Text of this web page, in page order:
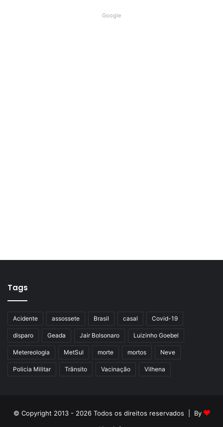
Google
Tags
Acidente assossete Brasil casal Covid-19
disparo Geada Jair Bolsonaro Luizinho Goebel
Metereologia MetSul morte mortos Neve
Policia Militar Trânsito Vacinação Vilhena
© Copyright 2013 - 2026 Todos os direitos reservados | By